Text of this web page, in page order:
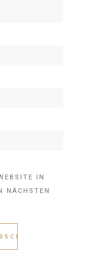
IN
NÄCHSTEN